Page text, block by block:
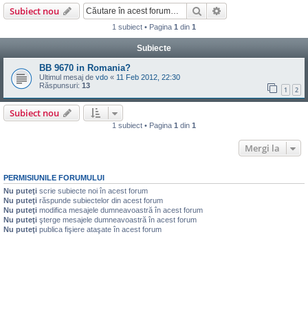
Subiect nou Căutare
1 subiect • Pagina 1 din 1
Subiecte
BB 9670 in Romania?
Ultimul mesaj de vdo « 11 Feb 2012, 22:30
Răspunsuri: 13 1 2
Subiect nou
1 subiect • Pagina 1 din 1
Mergi la
PERMISIUNILE FORUMULUI
Nu puteţi scrie subiecte noi în acest forum
Nu puteţi răspunde subiectelor din acest forum
Nu puteţi modifica mesajele dumneavoastră în acest forum
Nu puteţi şterge mesajele dumneavoastră în acest forum
Nu puteţi publica fişiere ataşate în acest forum